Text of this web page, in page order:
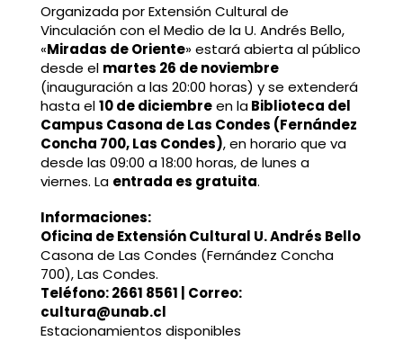
Organizada por Extensión Cultural de
Vinculación con el Medio de la U. Andrés Bello,
«Miradas de Oriente» estará abierta al público
desde el martes 26 de noviembre
(inauguración a las 20:00 horas) y se extenderá
hasta el10 de diciembreen laBiblioteca del
Campus Casona de Las Condes (Fernández
Concha 700, Las Condes), en horario que va
desde las 09:00 a 18:00 horas, de lunes a
viernes. La entrada es gratuita.
Informaciones:
Oficina de Extensión Cultural U. Andrés Bello
Casona de Las Condes (Fernández Concha
700), Las Condes.
Teléfono: 2661 8561 | Correo:
cultura@unab.cl
Estacionamientos disponibles